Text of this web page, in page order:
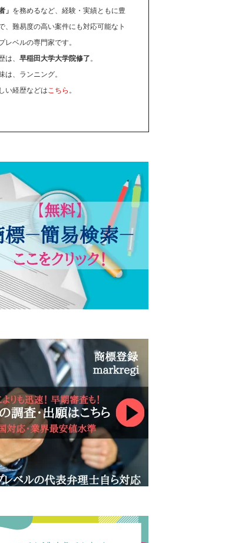
」 を務めるなど、経験・実績ともに豊
、難易度の高い案件にも対応可能なト
レベルの専門家です。
は、 早稲田大学大学院修了。
は、ランニング。
い経歴などはこちら 。